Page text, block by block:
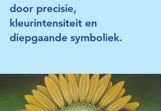
door precisie,
kleurintensiteit en
diepgaande symboliek.